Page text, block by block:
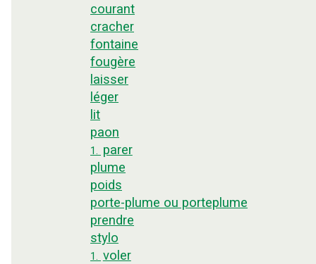
courant
cracher
fontaine
fougère
laisser
léger
lit
paon
1. parer
plume
poids
porte-plume ou porteplume
prendre
stylo
1. voler